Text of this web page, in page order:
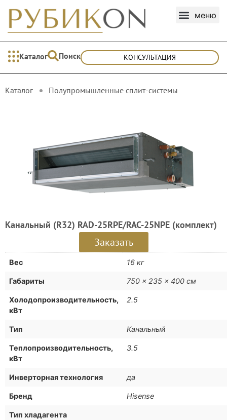
Каталог Поиск КОНСУЛЬТАЦИЯ
Каталог Полупромышленные сплит-системы
Канальный (R32) RAD-25RPE/RAC-25NPE (комплект)
Заказать
Вес 16 кг
Габариты 750 × 235 × 400 см
Холодопроизводительность,
кВт
2.5
Тип Канальный
Теплопроизводительность,
кВт
3.5
Инверторная технология да
Бренд Hisense
Тип хладагента